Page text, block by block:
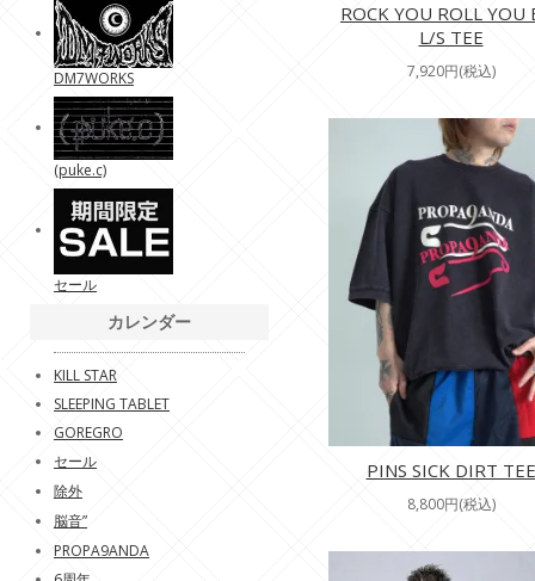
ROCK YOU ROLL YOU
L/S TEE
7,920円(税込)
PINS SICK DIRT TEE
8,800円(税込)
DM7WORKS
(puke.c)
セール
カレンダー
KILL STAR
SLEEPING TABLET
GOREGRO
セール
除外
脳音”
PROPA9ANDA